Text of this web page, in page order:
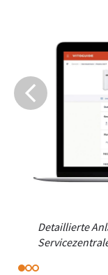
Detaillierte